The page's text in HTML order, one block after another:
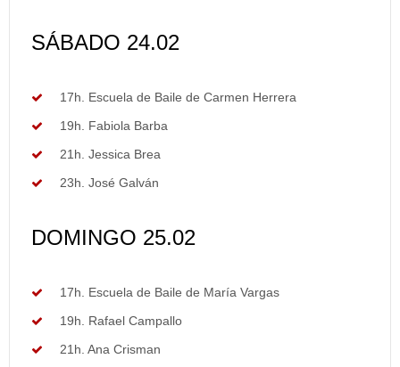
SÁBADO 24.02
17h. Escuela de Baile de Carmen Herrera
19h. Fabiola Barba
21h. Jessica Brea
23h. José Galván
DOMINGO 25.02
17h. Escuela de Baile de María Vargas
19h. Rafael Campallo
21h. Ana Crisman